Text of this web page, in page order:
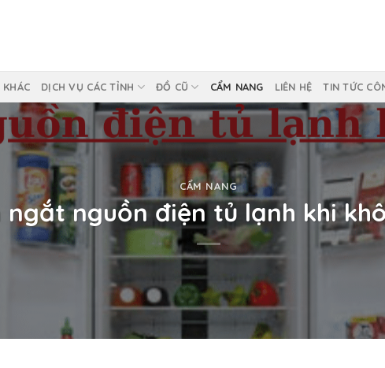
DỊCH VỤ CÁC TỈNH ĐỒ CŨ CẨM NANG LIÊN HỆ TIN TỨC
CẨM NANG
ngắt nguồn điện tủ lạnh khi